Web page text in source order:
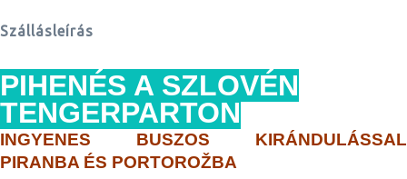
Szállásleírás
PIHENÉS A SZLOVÉN
TENGERPARTON
INGYENES BUSZOS KIRÁNDULÁSSAL
PIRANBA ÉS PORTOROŽBA